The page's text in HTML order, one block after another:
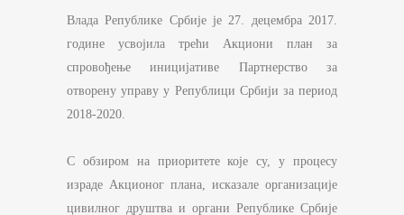
Влада Републике Србије је 27. децембра 2017.
године усвојила трећи Акциони план за
спровођење иницијативе Партнерство за
отворену управу у Републици Србији за период
2018-2020.
С обзиром на приоритете које су, у процесу
израде Акционог плана, исказале организације
цивилног друштва и органи Републике Србије